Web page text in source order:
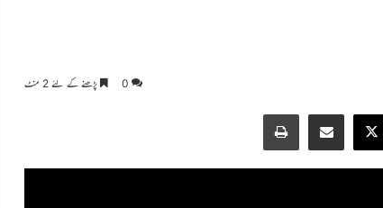
0 پڑھنے کے لئے 2 منٹ
X
Share via Email
Print